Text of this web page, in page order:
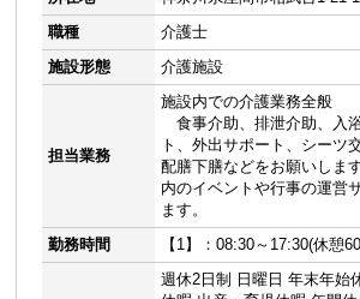
職種
介護士
施設形態
介護施設
担当業務
施設内での介護業務全般
食事介助、排泄介助、入
ト、外出サポート、シーツ
配膳下膳などをお願いし
内のイベントや行事の運営
ます。
勤務時間
【1】：08:30～17:30(休憩
週休2日制 日曜日 年末年始